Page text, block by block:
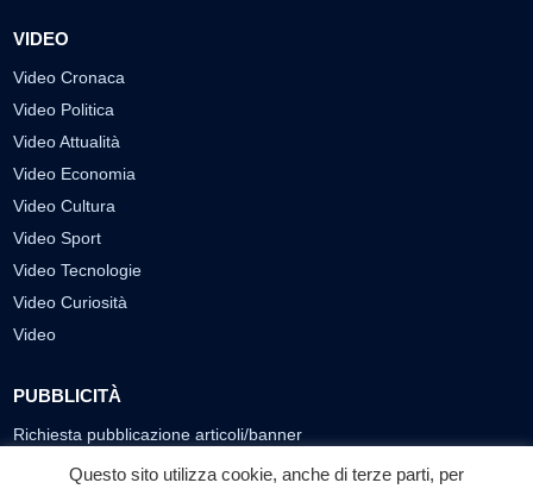
VIDEO
Video Cronaca
Video Politica
Video Attualità
Video Economia
Video Cultura
Video Sport
Video Tecnologie
Video Curiosità
Video
PUBBLICITÀ
Richiesta pubblicazione articoli/banner
SEGUICI SUI SOCIAL
Questo sito utilizza cookie, anche di terze parti, per